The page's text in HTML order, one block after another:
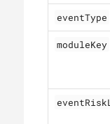
eventType
moduleKey